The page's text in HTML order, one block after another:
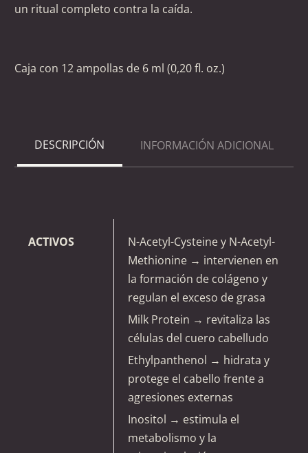
un ritual completo contra la caída.
Caja con 12 ampollas de 6 ml (0,20 fl. oz.)
DESCRIPCIÓN INFORMACIÓN ADICIONAL
ACTIVOS
N-Acetyl-Cysteine y N-Acetyl-
Methionine → intervienen en
la formación de colágeno y
regulan el exceso de grasa
Milk Protein → revitaliza las
células del cuero cabelludo
Ethylpanthenol → hidrata y
protege el cabello frente a
agresiones externas
Inositol → estimula el
metabolismo y la